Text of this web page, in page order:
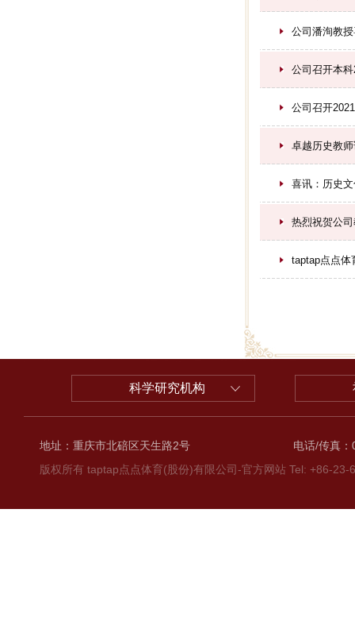
公司潘洵教
公司召开本
公司召开
卓越历史教
喜讯：历史
热烈祝贺公
taptap点点体
科学研究机构
地址：重庆市北碚区天生路2号
电话/传真
版权所有 taptap点点体育(股份)有限公司-官方网站 Tel: +86-23-